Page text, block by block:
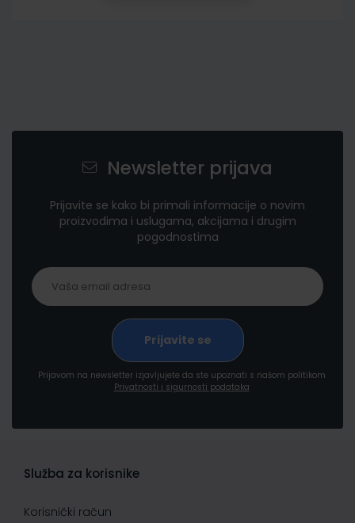
Newsletter prijava
Prijavite se kako bi primali informacije o novim
proizvodima i uslugama, akcijama i drugim
pogodnostima
Prijavom na newsletter izjavljujete da ste upoznati s našom politikom
Privatnosti i sigurnosti podataka
Služba za korisnike
Korisnički račun